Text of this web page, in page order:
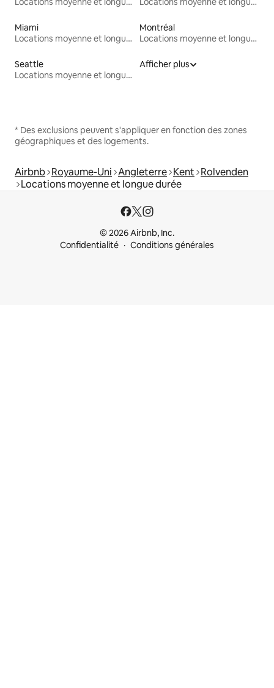
Miami
Locations moyenne et longue durée
Montréal
Locations moyenne et longue durée
Seattle
Locations moyenne et longue durée
Afficher plus
* Des exclusions peuvent s'appliquer en fonction des zones
géographiques et des logements.
Airbnb Royaume-Uni Angleterre Kent Rolvenden
Locations moyenne et longue durée
© 2026 Airbnb, Inc.
Confidentialité
Conditions générales